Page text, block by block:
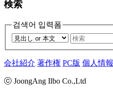
検索
검색어 입력폼
会社紹介 著作権 PC版 個人情報
ⓒ JoongAng Ilbo Co.,Ltd